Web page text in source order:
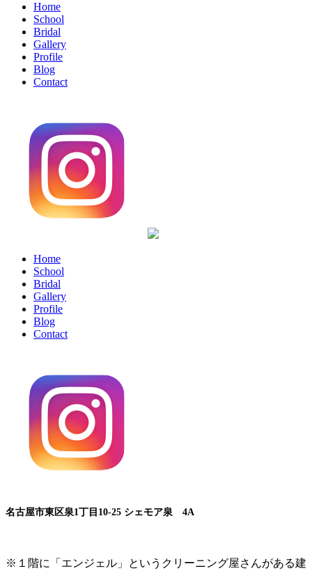
Home
School
Bridal
Gallery
Profile
Blog
Contact
Home
School
Bridal
Gallery
Profile
Blog
Contact
名古屋市東区泉1丁目10-25 シェモア泉 4A
※１階に「エンジェル」というクリーニング屋さんがある建